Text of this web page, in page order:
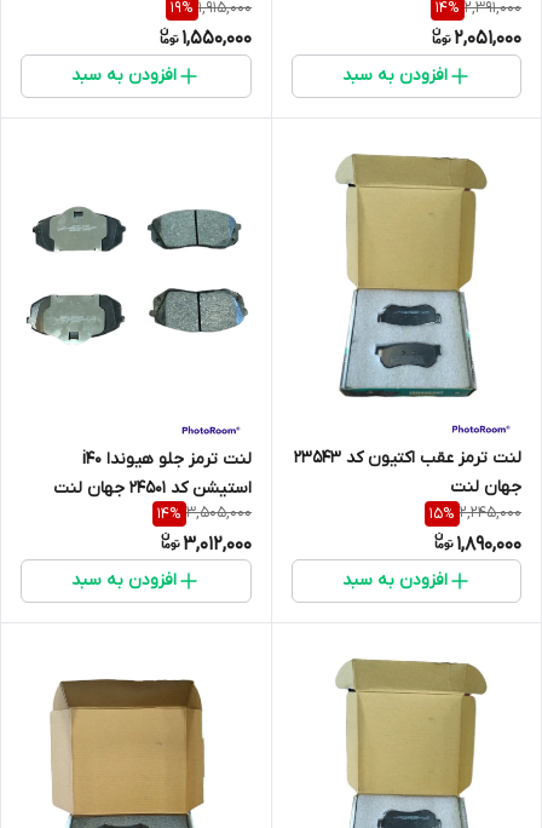
2,391,000
14%
2,051,000
افزودن به سبد
21463 جهان لنت
1,915,000
19%
1,550,000
افزودن به سبد
لنت ترمز عقب اکتیون کد 23543
جهان لنت
2,245,000
15%
1,890,000
افزودن به سبد
لنت ترمز جلو هیوندا i40
استیشن کد 24501 جهان لنت
3,505,000
14%
3,012,000
افزودن به سبد